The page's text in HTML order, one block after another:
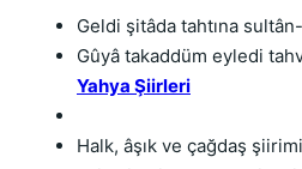
Geldi şitâda tahtına
Gûyâ takaddüm eyledi
Yahya Şiirleri
Halk, âşık ve çağdaş